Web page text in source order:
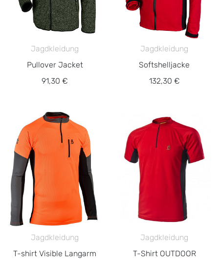
Jagdkleidung
Pullover Jacket
91,30 €
Jagdkleidung
Softshelljacke
132,30 €
Jagdkleidung
T-shirt Visible Langarm
Jagdkleidung
T-Shirt OUTDOOR